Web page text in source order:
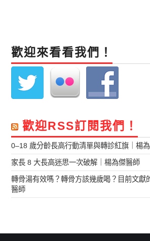
歡迎來看看我們！
歡迎RSS訂閱我們！
0–18 歲分齡長高行動清單與轉診紅旗｜楊
家長 8 大長高迷思一次破解｜楊為傑醫師
轉骨湯有效嗎？轉骨方該幾歲喝？目前文獻
醫師